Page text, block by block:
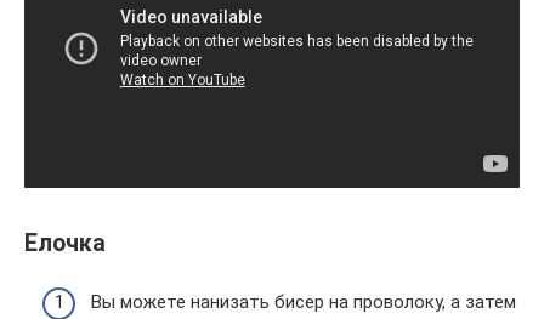
Елочка
Вы можете нанизать бисер на проволоку, а затем